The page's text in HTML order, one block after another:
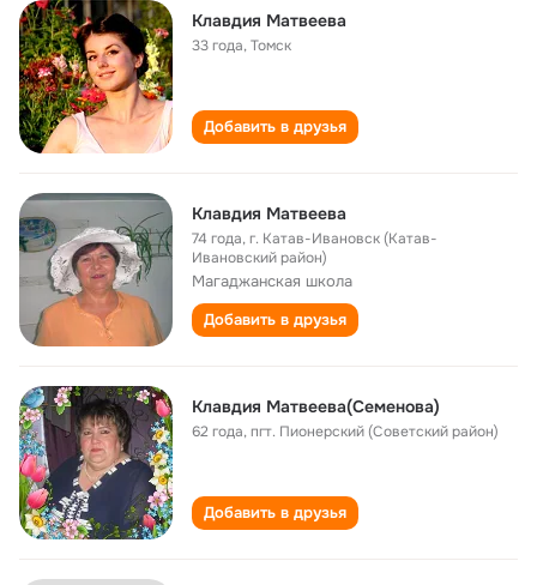
Клавдия Матвеева
33 года,Томск
Добавить в друзья
Клавдия Матвеева
74 года,г. Катав-Ивановск (Катав-
Ивановский район)
Магаджанская школа
Добавить в друзья
Клавдия Матвеева(Семенова)
62 года,пгт. Пионерский (Советский район)
Добавить в друзья